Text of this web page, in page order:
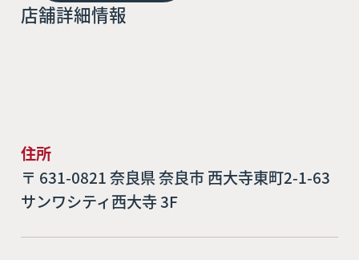
店舗詳細情報
住所
〒 631-0821 奈良県 奈良市 西大寺東町2-1-63
サンワシティ西大寺 3F